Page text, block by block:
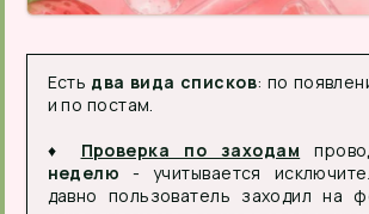
Есть два вида списков: по
и по постам.
♦ Проверка по заходам
неделю - учитывается
давно пользователь заходил на